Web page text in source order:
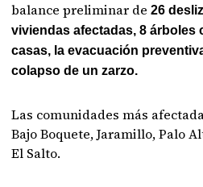
balance preliminar de26
viviendas afectadas, 8 árboles
casas, la evacuación
colapso de un zarzo.
Las comunidades más
Bajo Boquete, Jaramillo, Palo
El Salto.